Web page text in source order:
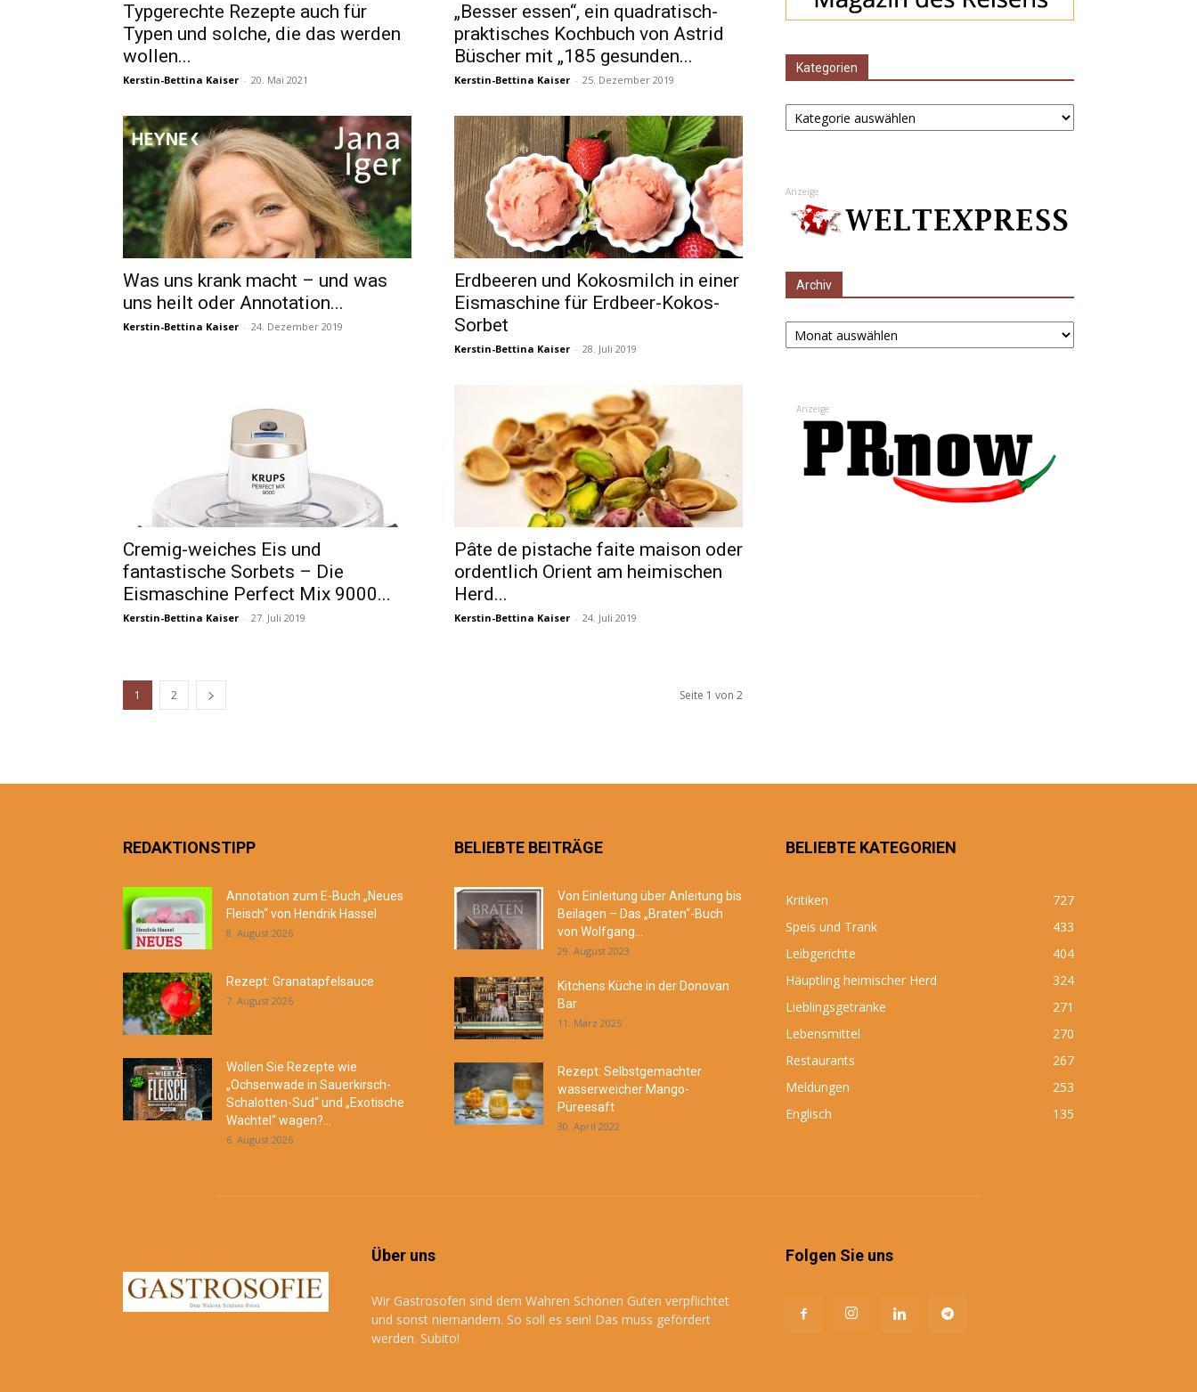
Typgerechte Rezepte auch für
Typen und solche, die das werden
wollen...
Kerstin-Bettina Kaiser - 20. Mai 2021
„Besser essen“, ein quadratisch-
praktisches Kochbuch von Astrid
Büscher mit „185 gesunden...
Kerstin-Bettina Kaiser - 25. Dezember 2019
Was uns krank macht – und was
uns heilt oder Annotation...
Kerstin-Bettina Kaiser - 24. Dezember 2019
Erdbeeren und Kokosmilch in einer
Eismaschine für Erdbeer-Kokos-
Sorbet
Kerstin-Bettina Kaiser - 28. Juli 2019
Cremig-weiches Eis und
fantastische Sorbets – Die
Eismaschine Perfect Mix 9000...
Kerstin-Bettina Kaiser - 27. Juli 2019
Pâte de pistache faite maison oder
ordentlich Orient am heimischen
Herd...
Kerstin-Bettina Kaiser - 24. Juli 2019
1 2 Seite 1 von 2
Kategorien
Kategorien
Anzeige
Archiv
Archiv
Anzeige
REDAKTIONSTIPP
Annotation zum E-Buch „Neues
Fleisch“ von Hendrik Hassel
8. August 2026
Rezept: Granatapfelsauce
7. August 2026
Wollen Sie Rezepte wie
„Ochsenwade in Sauerkirsch-
Schalotten-Sud“ und „Exotische
Wachtel“ wagen?...
6. August 2026
BELIEBTE BEITRÄGE
Von Einleitung über Anleitung bis
Beilagen – Das „Braten“-Buch
von Wolfgang...
29. August 2023
Kitchens Küche in der Donovan
Bar
11. März 2025
Rezept: Selbstgemachter
wasserweicher Mango-
Püreesaft
30. April 2022
BELIEBTE KATEGORIEN
Kritiken
727
Speis und Trank
433
Leibgerichte
404
Häuptling heimischer Herd
324
Lieblingsgetränke
271
Lebensmittel
270
Restaurants
267
Meldungen
253
Englisch
135
Über uns
Wir Gastrosofen sind dem Wahren Schönen Guten verpflichtet
und sonst niemandem. So soll es sein! Das muss gefördert
werden. Subito!
Folgen Sie uns